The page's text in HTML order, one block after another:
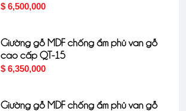
$ 6,500,000
Giường gỗ MDF chống ẩm phủ van gỗ
cao cấp QT-15
$ 6,350,000
Giường gỗ MDF chống ẩm phủ van gỗ